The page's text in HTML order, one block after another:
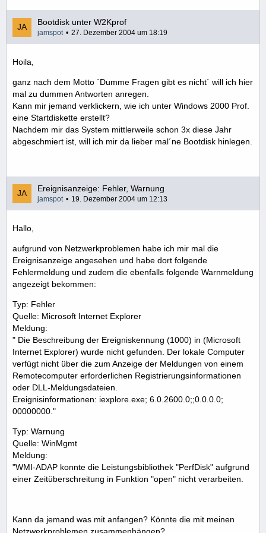
Bootdisk unter W2Kprof
jamspot 27. Dezember 2004 um 18:19
Hoila,
ganz nach dem Motto ´Dumme Fragen gibt es nicht´ will ich hier
mal zu dummen Antworten anregen.
Kann mir jemand verklickern, wie ich unter Windows 2000 Prof.
eine Startdiskette erstellt?
Nachdem mir das System mittlerweile schon 3x diese Jahr
abgeschmiert ist, will ich mir da lieber mal´ne Bootdisk hinlegen.
Ereignisanzeige: Fehler, Warnung
jamspot 19. Dezember 2004 um 12:13
Hallo,
aufgrund von Netzwerkproblemen habe ich mir mal die
Ereignisanzeige angesehen und habe dort folgende
Fehlermeldung und zudem die ebenfalls folgende Warnmeldung
angezeigt bekommen:
Typ: Fehler
Quelle: Microsoft Internet Explorer
Meldung:
" Die Beschreibung der Ereigniskennung (1000) in (Microsoft
Internet Explorer) wurde nicht gefunden. Der lokale Computer
verfügt nicht über die zum Anzeige der Meldungen von einem
Remotecomputer erforderlichen Registrierungsinformationen
oder DLL-Meldungsdateien.
Ereignisinformationen: iexplore.exe; 6.0.2600.0;;0.0.0.0;
00000000."
Typ: Warnung
Quelle: WinMgmt
Meldung:
"WMI-ADAP konnte die Leistungsbibliothek "PerfDisk" aufgrund
einer Zeitüberschreitung in Funktion "open" nicht verarbeiten.
Kann da jemand was mit anfangen? Könnte die mit meinen